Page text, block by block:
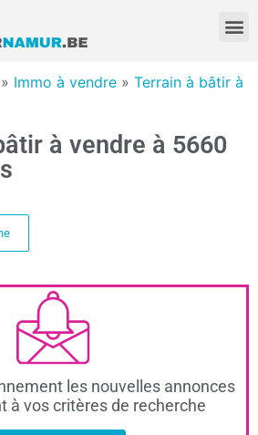
» Immo à vendre » Terrain à bâtir à
à vendre à 5660
les nouvelles annonces
à vos critères de recherche